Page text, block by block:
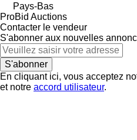
Pays-Bas
ProBid Auctions
Contacter le vendeur
S'abonner aux nouvelles
S'abonner
En cliquant ici, vous acceptez
et notre accord utilisateur.